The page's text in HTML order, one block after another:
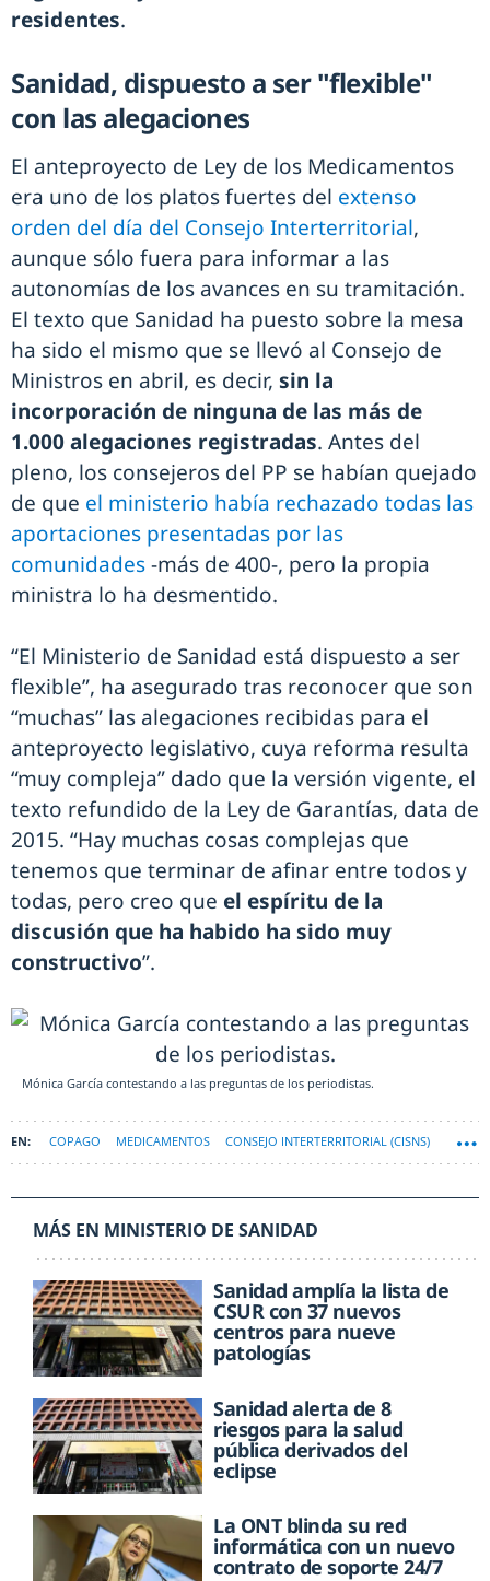
residentes.
Sanidad, dispuesto a ser "flexible"
con las alegaciones
El anteproyecto de Ley de los Medicamentos
era uno de los platos fuertes del extenso
orden del día del Consejo Interterritorial,
aunque sólo fuera para informar a las
autonomías de los avances en su tramitación.
El texto que Sanidad ha puesto sobre la mesa
ha sido el mismo que se llevó al Consejo de
Ministros en abril, es decir, sin la
incorporación de ninguna de las más de
1.000 alegaciones registradas. Antes del
pleno, los consejeros del PP se habían quejado
de que el ministerio había rechazado todas las
aportaciones presentadas por las
comunidades-más de 400-, pero la propia
ministra lo ha desmentido.
“El Ministerio de Sanidad está dispuesto a ser
flexible”, ha asegurado tras reconocer que son
“muchas” las alegaciones recibidas para el
anteproyecto legislativo, cuya reforma resulta
“muy compleja” dado que la versión vigente, el
texto refundido de la Ley de Garantías, data de
2015. “Hay muchas cosas complejas que
tenemos que terminar de afinar entre todos y
todas, pero creo que el espíritu de la
discusión que ha habido ha sido muy
constructivo”.
Mónica García contestando a las preguntas de los periodistas.
COPAGO MEDICAMENTOS CONSEJO INTERTERRITORIAL (CISNS)
MÁS EN MINISTERIO DE SANIDAD
Sanidad amplía la lista de
CSUR con 37 nuevos
centros para nueve
patologías
Sanidad alerta de 8
riesgos para la salud
pública derivados del
eclipse
La ONT blinda su red
informática con un nuevo
contrato de soporte 24/7